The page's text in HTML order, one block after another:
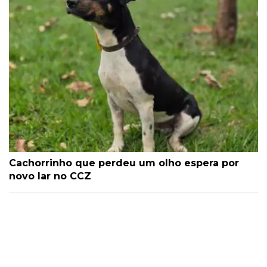
Cachorrinho que perdeu um olho espera por
novo lar no CCZ